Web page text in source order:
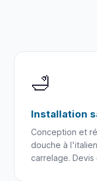
🛁
Installation
Conception et
douche à
carrelage.